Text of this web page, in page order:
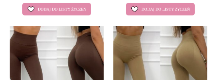
DODAJ DO LISTY ŻYCZEŃ DODAJ DO LISTY ŻYCZEŃ